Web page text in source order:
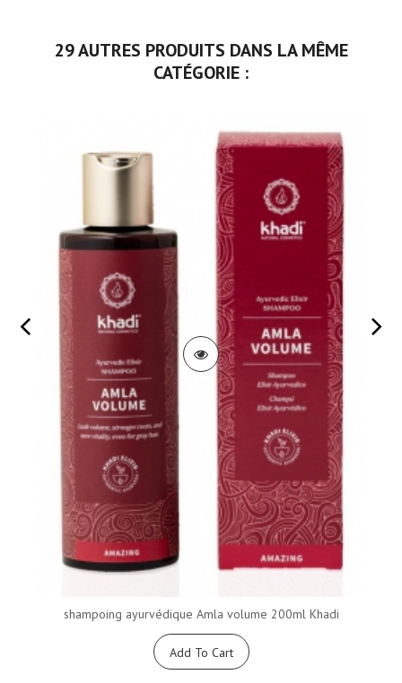
29 AUTRES PRODUITS DANS LA MÊME
CATÉGORIE :
shampoing ayurvédique Amla volume 200ml Khadi
Add To Cart